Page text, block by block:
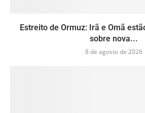
Estreito de Ormuz: Irã e Omã
sobre nova...
8 de agosto de 2026